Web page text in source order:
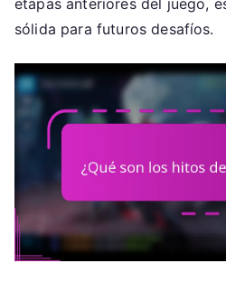
etapas anteriores del juego,
sólida para futuros desafíos.